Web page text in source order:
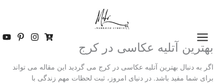
بهترین آتلیه عکاسی در کرج
اگر به دنبال بهترین آتلیه عکاسی در کرج می گردید این مقاله می تواند
برای شما مفید باشد. در دنیای امروز، ثبت لحظات مهم زندگی با